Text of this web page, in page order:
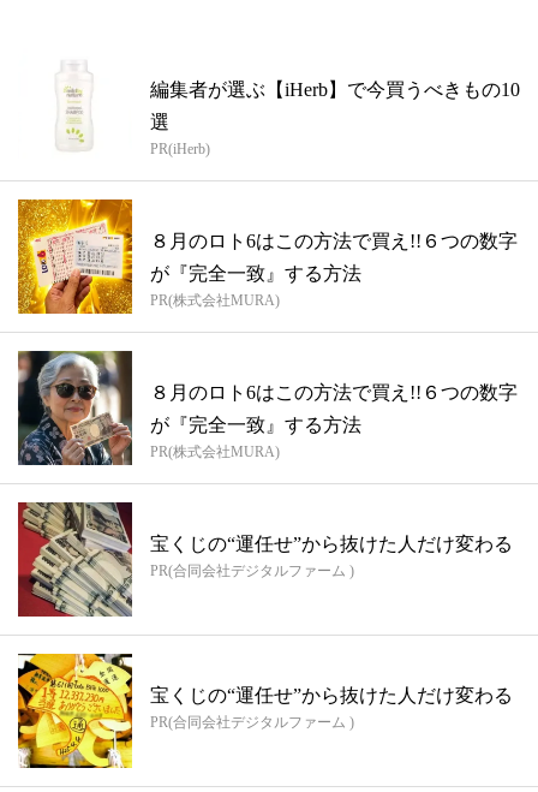
編集者が選ぶ【iHerb】で今買うべきもの10
選
PR(iHerb)
８月のロト6はこの方法で買え!!６つの数字
が『完全一致』する方法
PR(株式会社MURA)
８月のロト6はこの方法で買え!!６つの数字
が『完全一致』する方法
PR(株式会社MURA)
宝くじの“運任せ”から抜けた人だけ変わる
PR(合同会社デジタルファーム )
宝くじの“運任せ”から抜けた人だけ変わる
PR(合同会社デジタルファーム )